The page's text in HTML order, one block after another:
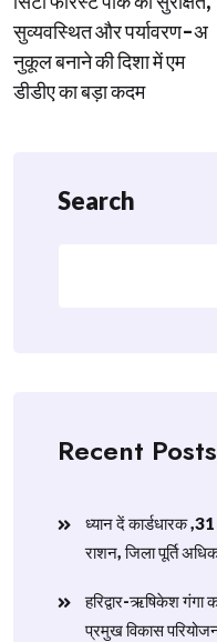
navigation
सुव्यवस्थित और पर्यावरण–अ
नुकूल बनाने की दिशा में एम
डीडीए का बड़ा कदम
Search
Recent Posts
ध्यान दें कार्डधारक
राशन, जिला पूर्ति
हरिद्वार-ऋषिकेश गंगा
प्रमुख विकास